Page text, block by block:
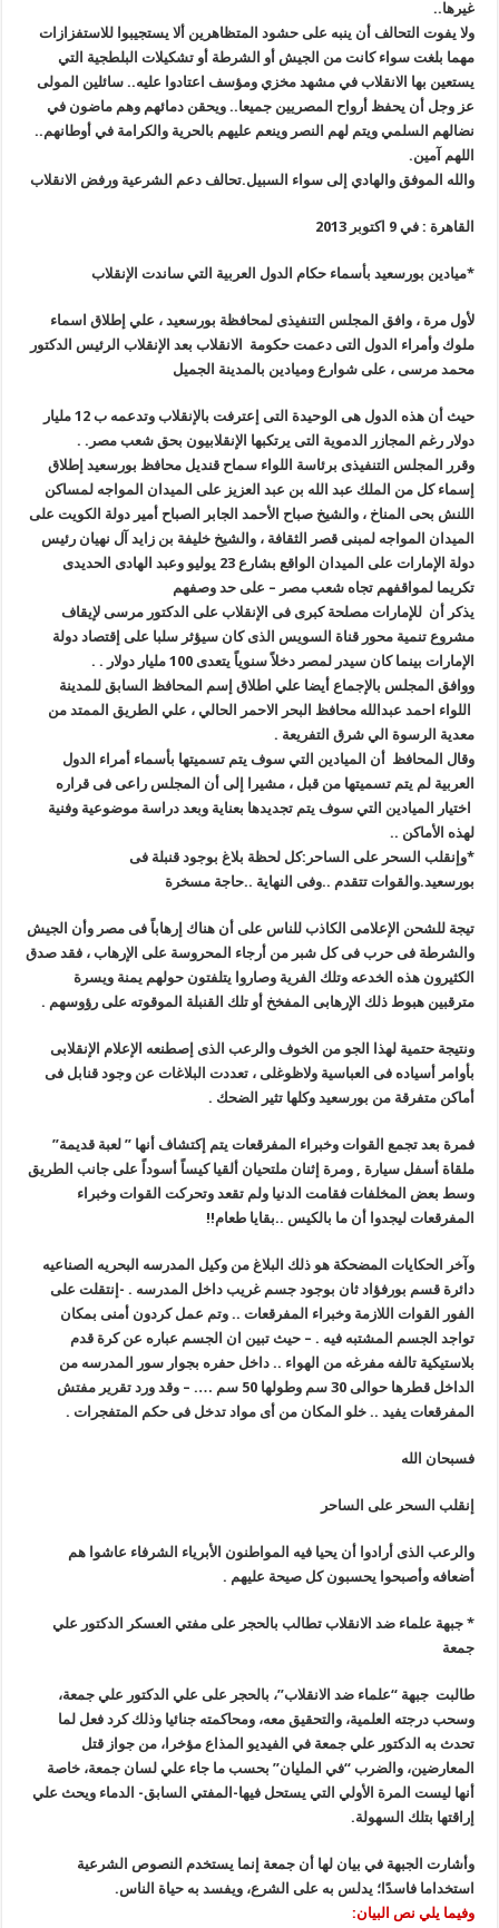
غيرها..
ولا يفوت التحالف أن ينبه على حشود المتظاهرين ألا يستجيبوا للاستفزازات
مهما بلغت سواء كانت من الجيش أو الشرطة أو تشكيلات البلطجية التي
يستعين بها الانقلاب في مشهد مخزي ومؤسف اعتادوا عليه.. سائلين المولى
عز وجل أن يحفظ أرواح المصريين جميعا.. ويحقن دمائهم وهم ماضون في
نضالهم السلمي ويتم لهم النصر وينعم عليهم بالحرية والكرامة في أوطانهم..
اللهم آمين.
والله الموفق والهادي إلى سواء السبيل.تحالف دعم الشرعية ورفض الانقلاب
القاهرة : في 9 اكتوبر 2013
*ميادين بورسعيد بأسماء حكام الدول العربية التي ساندت الإنقلاب
لأول مرة ، وافق المجلس التنفيذى لمحافظة بورسعيد ، علي إطلاق اسماء
ملوك وأمراء الدول التى دعمت حكومة الانقلاب بعد الإنقلاب الرئيس الدكتور
محمد مرسى ، على شوارع وميادين بالمدينة الجميل
حيث أن هذه الدول هى الوحيدة التى إعترفت بالإنقلاب وتدعمه ب 12 مليار
دولار رغم المجازر الدموية التى يرتكبها الإنقلابيون بحق شعب مصر. .
وقرر المجلس التنفيذى برئاسة اللواء سماح قنديل محافظ بورسعيد إطلاق
إسماء كل من الملك عبد الله بن عبد العزيز على الميدان المواجه لمساكن
اللنش بحى المناخ ، والشيخ صباح الأحمد الجابر الصباح أمير دولة الكويت على
الميدان المواجه لمبنى قصر الثقافة ، والشيخ خليفة بن زايد آل نهيان رئيس
دولة الإمارات على الميدان الواقع بشارع 23 يوليو وعبد الهادى الحديدى
تكريما لمواقفهم تجاه شعب مصر – على حد وصفهم
يذكر أن للإمارات مصلحة كبرى فى الإنقلاب على الدكتور مرسى لإيقاف
مشروع تنمية محور قناة السويس الذى كان سيؤثر سلبا على إقتصاد دولة
الإمارات بينما كان سيدر لمصر دخلاً سنوياً يتعدى 100 مليار دولار . .
ووافق المجلس بالإجماع أيضا علي اطلاق إسم المحافظ السابق للمدينة
اللواء احمد عبدالله محافظ البحر الاحمر الحالي ، علي الطريق الممتد من
معدية الرسوة الي شرق التفريعة .
وقال المحافظ أن الميادين التي سوف يتم تسميتها بأسماء أمراء الدول
العربية لم يتم تسميتها من قبل ، مشيرا إلى أن المجلس راعى فى قراره
اختيار الميادين التي سوف يتم تجديدها بعناية وبعد دراسة موضوعية وفنية
لهذه الأماكن ..
*وإنقلب السحر على الساحر:كل لحظة بلاغ بوجود قنبلة فى
بورسعيد.والقوات تتقدم ..وفى النهاية ..حاجة مسخرة
تيجة للشحن الإعلامى الكاذب للناس على أن هناك إرهاباً فى مصر وأن الجيش
والشرطة فى حرب فى كل شبر من أرجاء المحروسة على الإرهاب ، فقد صدق
الكثيرون هذه الخدعه وتلك الفرية وصاروا يتلفتون حولهم يمنة ويسرة
مترقبين هبوط ذلك الإرهابى المفخخ أو تلك القنبلة الموقوته على رؤوسهم .
ونتيجة حتمية لهذا الجو من الخوف والرعب الذى إصطنعه الإعلام الإنقلابى
بأوامر أسياده فى العباسية ولاظوغلى ، تعددت البلاغات عن وجود قنابل فى
أماكن متفرقة من بورسعيد وكلها تثير الضحك .
فمرة بعد تجمع القوات وخبراء المفرقعات يتم إكتشاف أنها ” لعبة قديمة”
ملقاة أسفل سيارة , ومرة إثنان ملتحيان ألقيا كيساً أسوداً على جانب الطريق
وسط بعض المخلفات فقامت الدنيا ولم تقعد وتحركت القوات وخبراء
المفرقعات ليجدوا أن ما بالكيس ..بقايا طعام!!
وآخر الحكايات المضحكة هو ذلك البلاغ من وكيل المدرسه البحريه الصناعيه
دائرة قسم بورفؤاد ثان بوجود جسم غريب داخل المدرسه . -إنتقلت على
الفور القوات اللازمة وخبراء المفرقعات .. وتم عمل كردون أمنى بمكان
تواجد الجسم المشتبه فيه . – حيث تبين ان الجسم عباره عن كرة قدم
بلاستيكية تالفه مفرغه من الهواء .. داخل حفره بجوار سور المدرسه من
الداخل قطرها حوالى 30 سم وطولها 50 سم …. – وقد ورد تقرير مفتش
المفرقعات يفيد .. خلو المكان من أى مواد تدخل فى حكم المتفجرات .
فسبحان الله
إنقلب السحر على الساحر
والرعب الذى أرادوا أن يحيا فيه المواطنون الأبرياء الشرفاء عاشوا هم
أضعافه وأصبحوا يحسبون كل صيحة عليهم .
* جبهة علماء ضد الانقلاب تطالب بالحجر على مفتي العسكر الدكتور علي
جمعة
طالبت جبهة “علماء ضد الانقلاب”، بالحجر على علي الدكتور علي جمعة،
وسحب درجته العلمية، والتحقيق معه، ومحاكمته جنائيا وذلك كرد فعل لما
تحدث به الدكتور علي جمعة في الفيديو المذاع مؤخرا، من جواز قتل
المعارضين، والضرب “في المليان” بحسب ما جاء علي لسان جمعة، خاصة
أنها ليست المرة الأولي التي يستحل فيها-المفتي السابق- الدماء ويحث علي
إراقتها بتلك السهولة.
وأشارت الجبهة في بيان لها أن جمعة إنما يستخدم النصوص الشرعية
استخداما فاسدًا؛ يدلس به على الشرع، ويفسد به حياة الناس.
وفيما يلي نص البيان: